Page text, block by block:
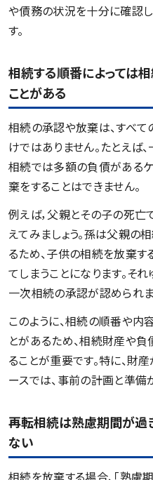
や債務の状況を十分に確認
す。
相続する順番によっては
ことがある
相続の承認や放棄は、すべ
けではありません。たとえば
相続では多額の負債がある
棄をすることはできません。
例えば，父親とその子の死
えてみましょう。孫は父親の
るため、子供の相続を放棄
てしまうことになります。そ
一次相続の承認が認められま
このように、相続の順番や内
とがあるため、相続財産や
ることが重要です。特に、財
ースでは、事前の計画と準備
再転相続は熟慮期間が過
ない
相続を放棄する場合、「熟慮